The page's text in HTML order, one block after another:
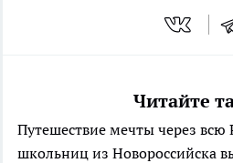
Читайте
Путешествие мечты через всю
школьниц из Новороссийска